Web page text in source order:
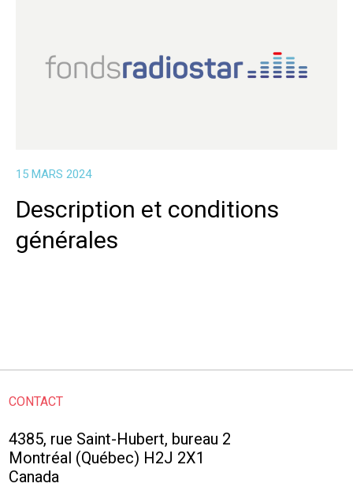
15 MARS 2024
Description et conditions
générales
CONTACT
4385, rue Saint-Hubert, bureau 2
Montréal (Québec) H2J 2X1
Canada